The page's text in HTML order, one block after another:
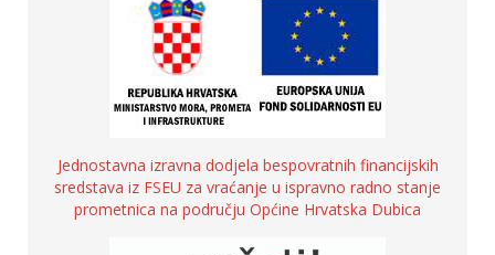
Jednostavna izravna dodjela bespovratnih financijskih
sredstava iz FSEU za vraćanje u ispravno radno stanje
prometnica na području Općine Hrvatska Dubica